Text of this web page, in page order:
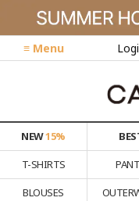
≡ Menu
NEW15%
T-SHIRTS
BLOUSES